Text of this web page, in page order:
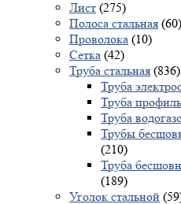
Лист (275)
Полоса стальная (60)
Проволока (10)
Сетка (42)
Труба стальная (836)
Труба
Труба
Труба
Трубы
(210)
Труба
(189)
Уголок стальной